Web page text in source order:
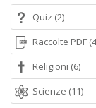
Quiz (2)
Raccolte PDF
Religioni (6)
Scienze (11)